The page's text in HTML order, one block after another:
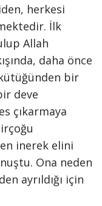
herkesi
İlk
Allah
daha önce
bir
deve
çıkarmaya
inerek elini
Ona neden
ayrıldığı için